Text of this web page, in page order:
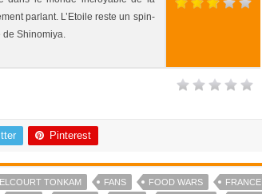
parlant. L’Etoile reste un spin-
de Shinomiya.
Pinterest
TONKAM FANS FOOD WARS
FRANCE